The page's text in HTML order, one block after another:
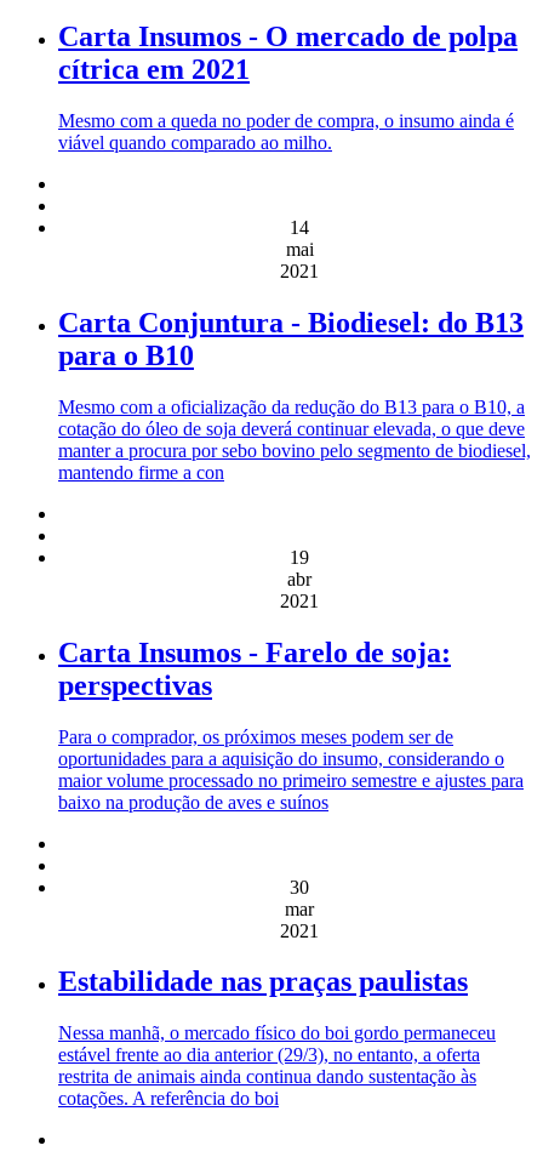
Carta Insumos - O mercado de polpa
cítrica em 2021
Mesmo com a queda no poder de compra, o insumo ainda é
viável quando comparado ao milho.
14
mai
2021
Carta Conjuntura - Biodiesel: do B13
para o B10
Mesmo com a oficialização da redução do B13 para o B10, a
cotação do óleo de soja deverá continuar elevada, o que deve
manter a procura por sebo bovino pelo segmento de biodiesel,
mantendo firme a con
19
abr
2021
Carta Insumos - Farelo de soja:
perspectivas
Para o comprador, os próximos meses podem ser de
oportunidades para a aquisição do insumo, considerando o
maior volume processado no primeiro semestre e ajustes para
baixo na produção de aves e suínos
30
mar
2021
Estabilidade nas praças paulistas
Nessa manhã, o mercado físico do boi gordo permaneceu
estável frente ao dia anterior (29/3), no entanto, a oferta
restrita de animais ainda continua dando sustentação às
cotações. A referência do boi